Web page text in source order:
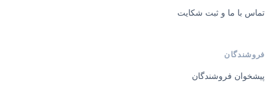
تماس با ما و ثبت شکایت
فروشندگان
پیشخوان فروشندگان